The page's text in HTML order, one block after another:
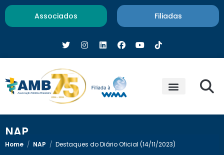
Associados Filiadas
NAP
Home / NAP / Destaques do Diário Oficial (14/11/2023)